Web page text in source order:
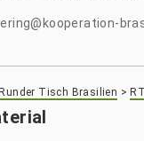
Runder Tisch Brasilien >